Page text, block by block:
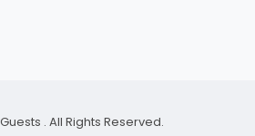
. All Rights Reserved.